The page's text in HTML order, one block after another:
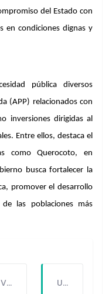
del Estado con
en condiciones dignas y
pública diversos
(APP) relacionados con
inversiones dirigidas al
Entre ellos, destaca el
como Querocoto, en
busca fortalecer la
promover el desarrollo
las poblaciones más
VILLA EL SALVADOR: EL ALCALDE GUIDO IÑIGO PERALTA PRIORIZÓ CONCIERTO DE SOMOS PERÚ Y NO ASISTIÓ AL DESFILE ESCOLAR CÍVICO CULTURAL 2026 UNIVERSIDAD SEÑOR DE SIPÁN PRESENTÓ ROBOT HUMANOIDE DE ÚLTIMA GENERACIÓN PARA FORTALECER LA INVESTIGACIÓN Y LA FORMACIÓN ACADÉMICA